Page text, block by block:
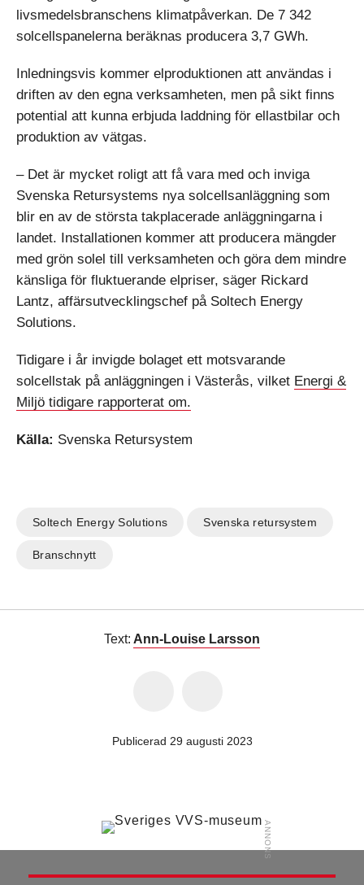
livsmedelsbranschens klimatpåverkan. De 7 342
solcellspanelerna beräknas producera 3,7 GWh.
Inledningsvis kommer elproduktionen att användas i
driften av den egna verksamheten, men på sikt finns
potential att kunna erbjuda laddning för ellastbilar och
produktion av vätgas.
– Det är mycket roligt att få vara med och inviga
Svenska Retursystems nya solcellsanläggning som
blir en av de största takplacerade anläggningarna i
landet. Installationen kommer att producera mängder
med grön solel till verksamheten och göra dem mindre
känsliga för fluktuerande elpriser, säger Rickard
Lantz, affärsutvecklingschef på Soltech Energy
Solutions.
Tidigare i år invigde bolaget ett motsvarande
solcellstak på anläggningen i Västerås, vilket Energi &
Miljö tidigare rapporterat om.
Källa: Svenska Retursystem
Soltech Energy Solutions Svenska retursystem
Branschnytt
Text: Ann-Louise Larsson
Publicerad 29 augusti 2023